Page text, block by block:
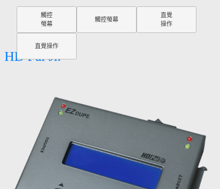
觸控
螢幕
觸控螢幕
直覺
操作
直覺操作
HD Pal Jr.